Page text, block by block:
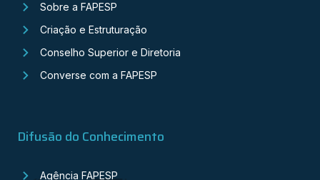
Sobre a FAPESP
Criação e Estruturação
Conselho Superior e Diretoria
Converse com a FAPESP
Difusão do Conhecimento
Agência FAPESP